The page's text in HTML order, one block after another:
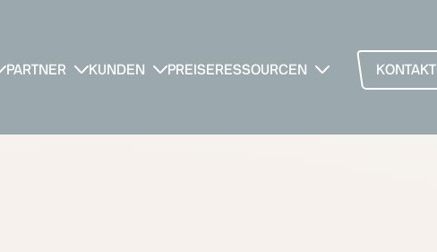
PARTNER KUNDEN PREISE RESSOURCEN KONTAKT